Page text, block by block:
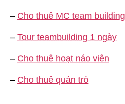
– Cho thuê MC team building
– Tour teambuilding 1 ngày
– Cho thuê hoạt náo viên
– Cho thuê quản trò